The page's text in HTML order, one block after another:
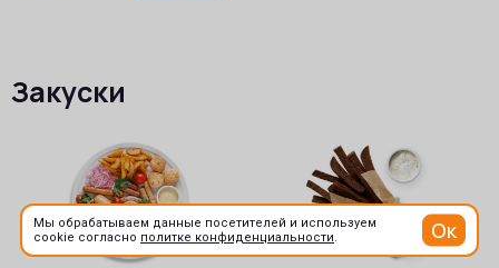
Закуски
Мы обрабатываем данные посетителей и используем
cookie согласно политке конфиденциальности. Ок